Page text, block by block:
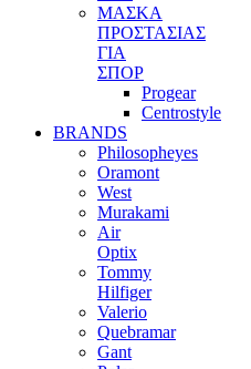
ΜΑΣΚΑ
ΠΡΟΣΤΑΣΙΑΣ
ΓΙΑ
ΣΠΟΡ
Progear
Centrostyle
BRANDS
Philosopheyes
Oramont
West
Murakami
Air
Optix
Tommy
Hilfiger
Valerio
Quebramar
Gant